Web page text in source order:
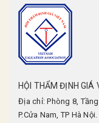
HỘI THẨM ĐỊNH GIÁ
Địa chỉ: Phòng 8, Tầng
P.Cửa Nam, TP Hà Nội.